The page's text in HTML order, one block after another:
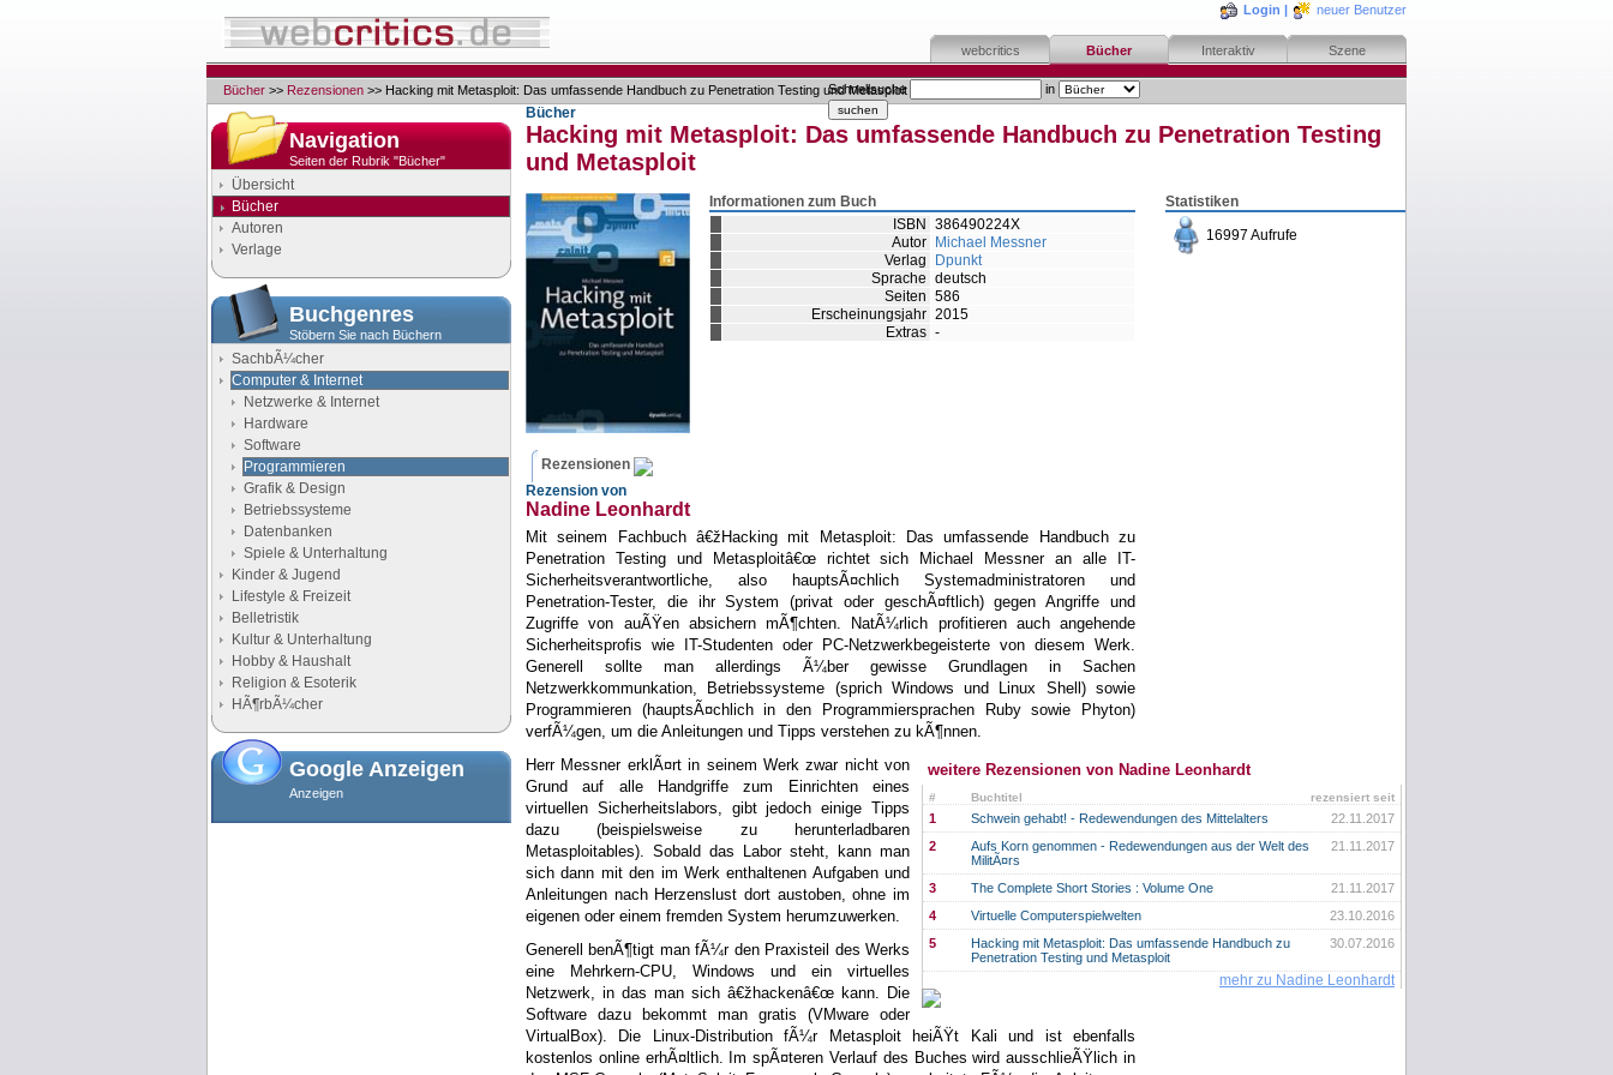
Login | neuer Benutzer
webcritics Bücher Interaktiv Szene
Schnellsuche in
Bücher >> Rezensionen >> Hacking mit Metasploit: Das umfassende Handbuch zu Penetration Testing und Metasploit
Navigation
Seiten der Rubrik "Bücher"
Übersicht
Bücher
Autoren
Verlage
Buchgenres
Stöbern Sie nach Büchern
SachbÃ¼cher
Computer & Internet
Netzwerke & Internet
Hardware
Software
Programmieren
Grafik & Design
Betriebssysteme
Datenbanken
Spiele & Unterhaltung
Kinder & Jugend
Lifestyle & Freizeit
Belletristik
Kultur & Unterhaltung
Hobby & Haushalt
Religion & Esoterik
HÃ¶rbÃ¼cher
Google Anzeigen
Anzeigen
Bücher
Hacking mit Metasploit: Das umfassende Handbuch zu Penetration Testing
und Metasploit
Statistiken
16997 Aufrufe
Informationen zum Buch
ISBN
386490224X
Autor
Michael Messner
Verlag
Dpunkt
Sprache deutsch
Seiten 586
Erscheinungsjahr 2015
Extras -
Rezensionen
Rezension von
Nadine Leonhardt
Mit seinem Fachbuch â€žHacking mit Metasploit: Das umfassende Handbuch zu
Penetration Testing und Metasploitâ€œ richtet sich Michael Messner an alle IT-
Sicherheitsverantwortliche, also hauptsÃ¤chlich Systemadministratoren und
Penetration-Tester, die ihr System (privat oder geschÃ¤ftlich) gegen Angriffe und
Zugriffe von auÃŸen absichern mÃ¶chten. NatÃ¼rlich profitieren auch angehende
Sicherheitsprofis wie IT-Studenten oder PC-Netzwerkbegeisterte von diesem Werk.
Generell sollte man allerdings Ã¼ber gewisse Grundlagen in Sachen
Netzwerkkommunkation, Betriebssysteme (sprich Windows und Linux Shell) sowie
Programmieren (hauptsÃ¤chlich in den Programmiersprachen Ruby sowie Phyton)
verfÃ¼gen, um die Anleitungen und Tipps verstehen zu kÃ¶nnen.
weitere Rezensionen von Nadine Leonhardt
# rezensiert seit
Buchtitel
1 22.11.2017
Schwein gehabt! - Redewendungen des Mittelalters
2
21.11.2017
Aufs Korn genommen - Redewendungen aus der Welt des
MilitÃ¤rs
3
21.11.2017
The Complete Short Stories : Volume One
4
23.10.2016
Virtuelle Computerspielwelten
5
30.07.2016
Hacking mit Metasploit: Das umfassende Handbuch zu
Penetration Testing und Metasploit
mehr zu Nadine Leonhardt
Herr Messner erklÃ¤rt in seinem Werk zwar nicht von
Grund auf alle Handgriffe zum Einrichten eines
virtuellen Sicherheitslabors, gibt jedoch einige Tipps
dazu (beispielsweise zu herunterladbaren
Metasploitables). Sobald das Labor steht, kann man
sich dann mit den im Werk enthaltenen Aufgaben und
Anleitungen nach Herzenslust dort austoben, ohne im
eigenen oder einem fremden System herumzuwerken.
Generell benÃ¶tigt man fÃ¼r den Praxisteil des Werks
eine Mehrkern-CPU, Windows und ein virtuelles
Netzwerk, in das man sich â€žhackenâ€œ kann. Die
Software dazu bekommt man gratis (VMware oder
VirtualBox). Die Linux-Distribution fÃ¼r Metasploit heiÃŸt Kali und ist ebenfalls
kostenlos online erhÃ¤ltlich. Im spÃ¤teren Verlauf des Buches wird ausschlieÃŸlich in